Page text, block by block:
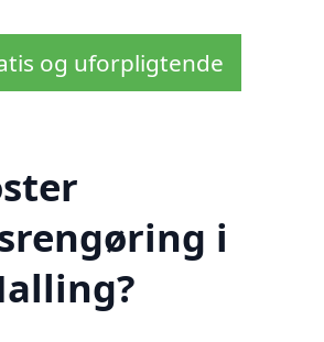
og uforpligtende
i